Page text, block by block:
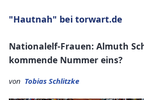
"Hautnah" bei torwart.de
Nationalelf-Frauen: Almuth
kommende Nummer eins?
von Tobias Schlitzke